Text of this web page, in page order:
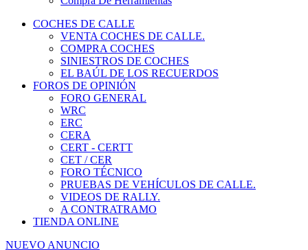
COCHES DE CALLE
VENTA COCHES DE CALLE.
COMPRA COCHES
SINIESTROS DE COCHES
EL BAÚL DE LOS RECUERDOS
FOROS DE OPINIÓN
FORO GENERAL
WRC
ERC
CERA
CERT - CERTT
CET / CER
FORO TÉCNICO
PRUEBAS DE VEHÍCULOS DE CALLE.
VIDEOS DE RALLY.
A CONTRATRAMO
TIENDA ONLINE
NUEVO ANUNCIO